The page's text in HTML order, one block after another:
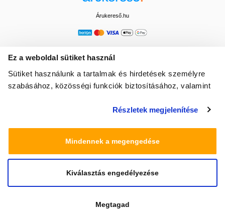
Ez a weboldal sütiket használ
Sütiket használunk a tartalmak és hirdetések személyre
szabásához, közösségi funkciók biztosításához, valamint
média-, hirdető- és elemező partnereinkkel megosztjuk az
amelyeket Ön adott meg számukra vagy az Ön által
használt más szolgáltatásokból gyűjtöttek.
Részletek megjelenítése
Mindennek a megengedése
Kiválasztás engedélyezése
Megtagad
Árukereső.hu